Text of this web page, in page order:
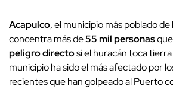
Acapulco, el municipio más poblado de
concentra más de55 mil personas
peligro directosi el huracán toca
municipio ha sido el más afectado por
recientes que han golpeado al Puerto